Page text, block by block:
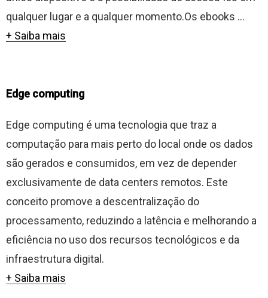
qualquer lugar e a qualquer momento.Os ebooks ...
+ Saiba mais
Edge computing
Edge computing é uma tecnologia que traz a
computação para mais perto do local onde os dados
são gerados e consumidos, em vez de depender
exclusivamente de data centers remotos. Este
conceito promove a descentralização do
processamento, reduzindo a latência e melhorando a
eficiência no uso dos recursos tecnológicos e da
infraestrutura digital.
+ Saiba mais